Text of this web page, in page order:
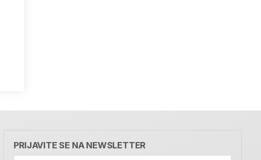
PRIJAVITE SE NA NEWSLETTER